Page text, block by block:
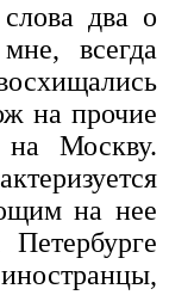
два о
всегда
на прочие
на Москву.
на нее